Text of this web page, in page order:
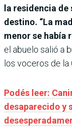
la residencia de
destino. “La
menor se había
el abuelo salió a
los voceros de la
Podés leer:
desaparecido y